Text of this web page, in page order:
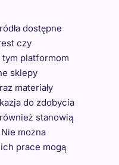
dostępne
czy
platformom
sklepy
materiały
do zdobycia
stanowią
można
prace mogą